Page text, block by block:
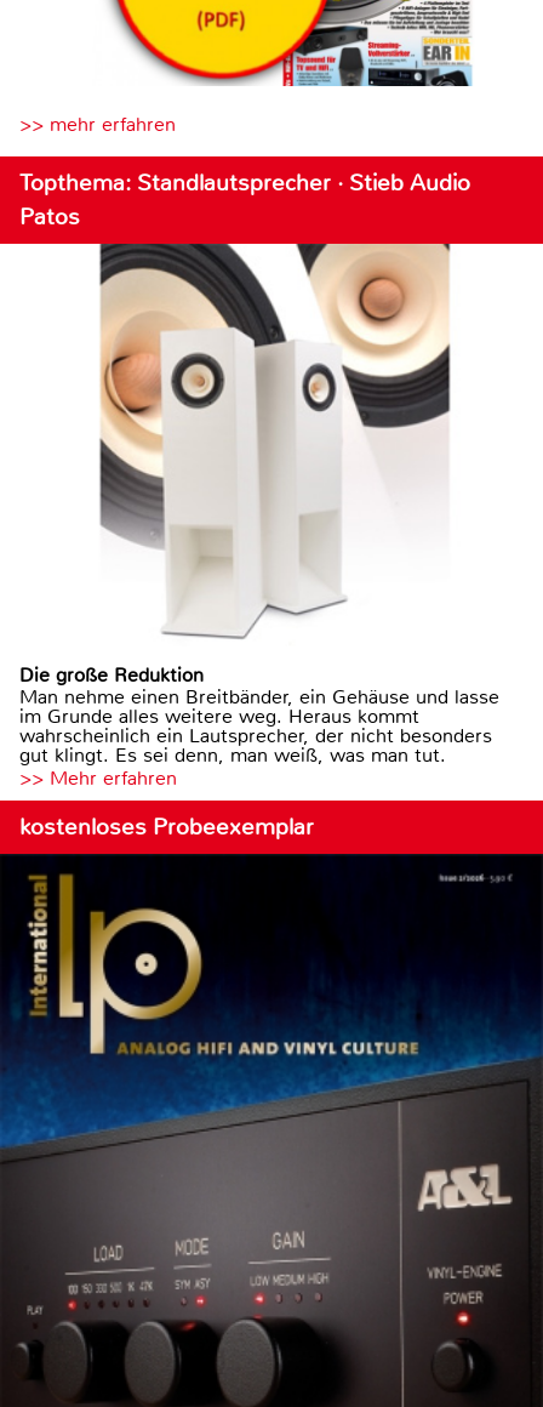
>> mehr erfahren
Topthema: Standlautsprecher · Stieb Audio
Patos
Die große Reduktion
Man nehme einen Breitbänder, ein Gehäuse und lasse
im Grunde alles weitere weg. Heraus kommt
wahrscheinlich ein Lautsprecher, der nicht besonders
gut klingt. Es sei denn, man weiß, was man tut.
>> Mehr erfahren
kostenloses Probeexemplar